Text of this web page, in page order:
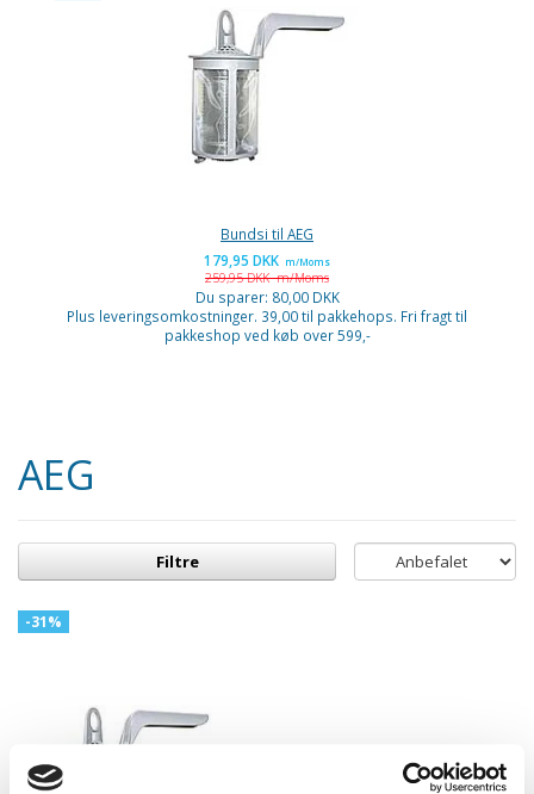
Bundsi til AEG
179,95 DKK m/Moms
259,95 DKKm/Moms
Du sparer: 80,00 DKK
Plus leveringsomkostninger. 39,00 til pakkehops. Fri fragt til
pakkeshop ved køb over 599,-
AEG
Filtre
-31%